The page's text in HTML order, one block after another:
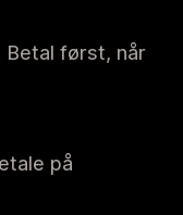
Betal først, når
på